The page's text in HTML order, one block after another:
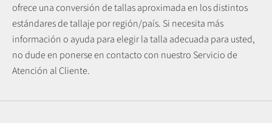
ofrece una conversión de tallas aproximada en los distintos
estándares de tallaje por región/país. Si necesita más
información o ayuda para elegir la talla adecuada para usted,
no dude en ponerse en contacto con nuestro Servicio de
Atención al Cliente.